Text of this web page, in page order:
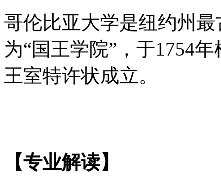
哥伦比亚大学是纽约州
为“国王学院”，于1754
王室特许状成立。
【专业解读】